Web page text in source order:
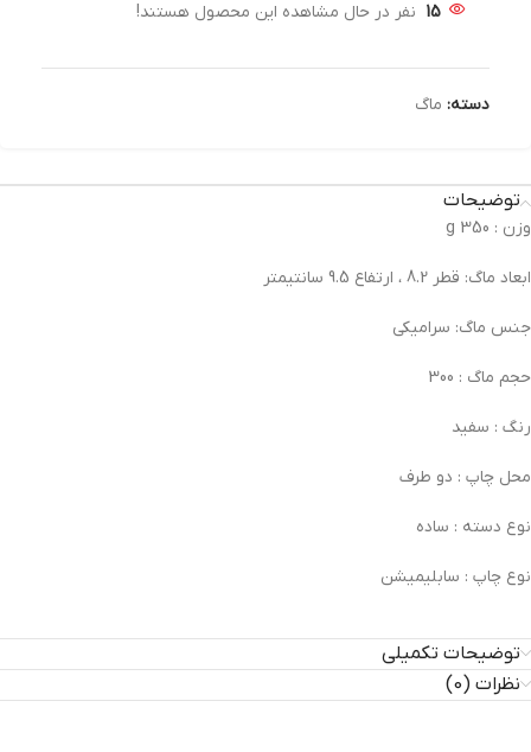
15 نفر در حال مشاهده این محصول هستند!
دسته: ماگ
توضیحات
وزن : 350 g
ابعاد ماگ: قطر 8.2 ، ارتفاع 9.5 سانتیمتر
جنس ماگ: سرامیکی
حجم ماگ : 300
رنگ : سفید
محل چاپ : دو طرف
نوع دسته : ساده
نوع چاپ : سابلیمیشن
توضیحات تکمیلی
نظرات (0)